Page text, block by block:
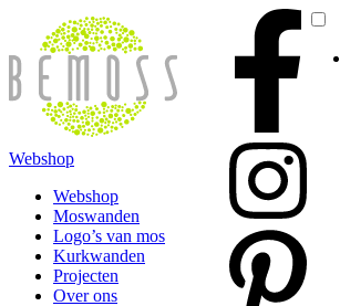
Webshop
Webshop
Moswanden
Logo’s van mos
Kurkwanden
Projecten
Over ons